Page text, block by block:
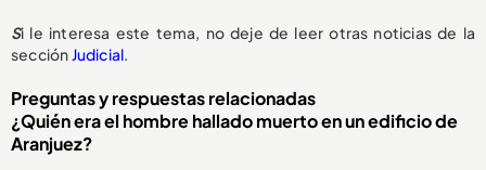
Si le interesa este tema, no deje de leer otras noticias de la
secciónJudicial.
Preguntas y respuestas relacionadas
¿Quién era el hombre hallado muerto en un edificio de
Aranjuez?